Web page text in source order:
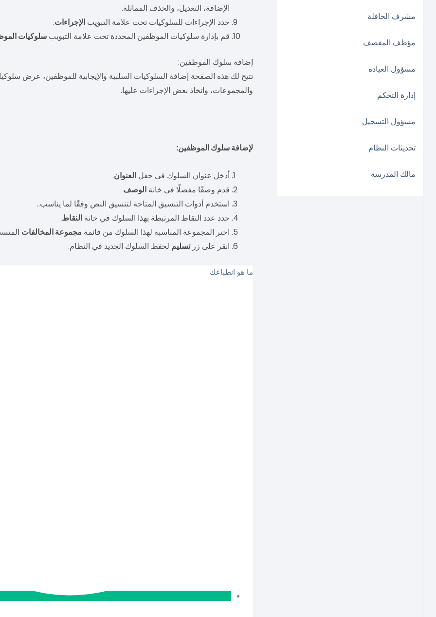
مشرف الحافلة
مؤظف المقصف
مسؤول العياده
إدارة التحكم
مسؤول التسجيل
تحديثات النظام
مالك المدرسة
الإضافة، التعديل، والحذف المماثلة.
حدد الإجراءات للسلوكيات تحت علامة التبويب الإجراءات.
قم بإدارة سلوكيات الموظفين المحددة تحت علامة التبويب سلوكيات
إضافة سلوك الموظفين:
تتيح لك هذه الصفحة إضافة السلوكيات السلبية والإيجابية للموظفين، عرض
والمجموعات، واتخاذ بعض الإجراءات عليها.
لإضافة سلوك الموظفين:
أدخل عنوان السلوك في حقل العنوان.
قدم وصفًا مفصلًا في خانة الوصف
استخدم أدوات التنسيق المتاحة لتنسيق النص وفقًا لما يناسب..
حدد عدد النقاط المرتبطة بهذا السلوك في خانة النقاط.
اختر المجموعة المناسبة لهذا السلوك من قائمة مجموعة المخالفات
انقر على زرتسليم لحفظ السلوك الجديد في النظام.
ما هو انطباعك